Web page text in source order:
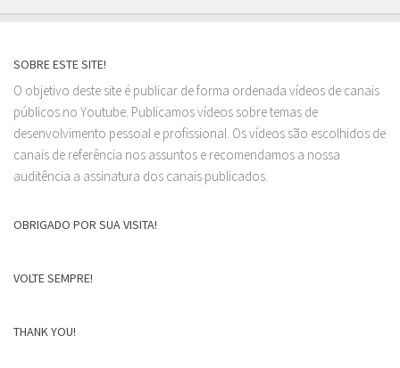
SOBRE ESTE SITE!
O objetivo deste site é publicar de forma ordenada vídeos de canais
públicos no Youtube. Publicamos vídeos sobre temas de
desenvolvimento pessoal e profissional. Os vídeos são escolhidos de
canais de referência nos assuntos e recomendamos a nossa
auditência a assinatura dos canais publicados.
OBRIGADO POR SUA VISITA!
VOLTE SEMPRE!
THANK YOU!